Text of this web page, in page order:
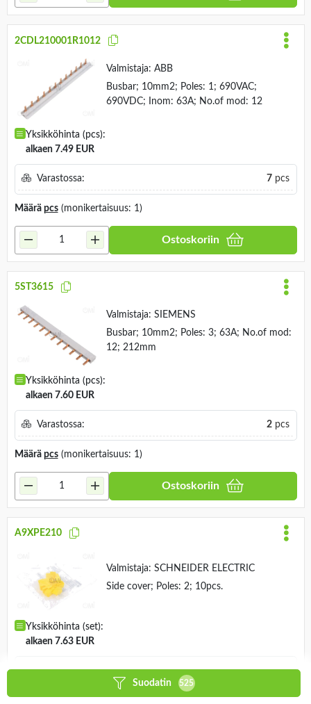
Suodatin 525
2CDL210001R1012
Valmistaja: ABB
Busbar; 10mm2; Poles: 1; 690VAC;
690VDC; Inom: 63A; No.of mod: 12
Yksikköhinta (pcs):
alkaen 7.49 EUR
Varastossa: 7pcs
Määrä pcs(monikertaisuus: 1)
Ostoskoriin
5ST3615
Valmistaja: SIEMENS
Busbar; 10mm2; Poles: 3; 63A; No.of mod:
12; 212mm
Yksikköhinta (pcs):
alkaen 7.60 EUR
Varastossa: 2pcs
Määrä pcs(monikertaisuus: 1)
Ostoskoriin
A9XPE210
Valmistaja: SCHNEIDER ELECTRIC
Side cover; Poles: 2; 10pcs.
Yksikköhinta (set):
alkaen 7.63 EUR
Varastossa: 47set
Määräset(monikertaisuus: 1)